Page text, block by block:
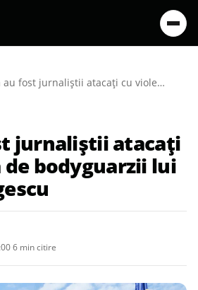
Cum au fost jurnaliștii atacați cu violență de bodyguarzii lui Călin Georgescu
jurnaliștii atacați
bodyguarzii lui
6 min citire